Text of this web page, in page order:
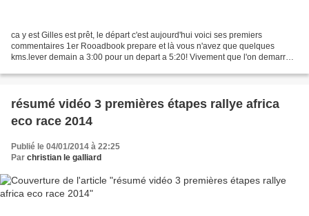
ca y est Gilles est prêt, le départ c'est aujourd'hui voici ses premiers
commentaires 1er Rooadbook prepare et là vous n'avez que quelques
kms.lever demain a 3:00 pour un depart a 5:20! Vivement que l'on demarre
résumé vidéo 3 premières étapes rallye africa
eco race 2014
Publié le 04/01/2014 à 22:25
Par christian le galliard